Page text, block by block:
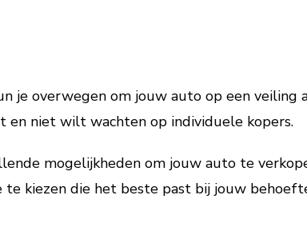
je overwegen om jouw auto op een veiling
en niet wilt wachten op individuele kopers.
mogelijkheden om jouw auto te
te kiezen die het beste past bij jouw